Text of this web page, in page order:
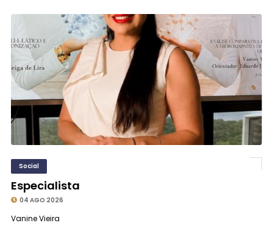
Social
Especialista
04 AGO 2026
Vanine Vieira